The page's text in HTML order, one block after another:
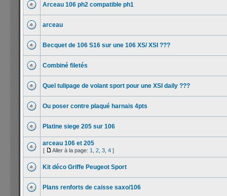
Arceau 106 ph2 compatible ph1
arceau
Becquet de 106 S16 sur une 106 XS/ XSI ???
Combiné filetés
Quel tulipage de volant sport pour une XSI daily ???
Ou poser contre plaqué harnais 4pts
Platine siege 205 sur 106
arceau 106 et 205
[ Aller à la page: 1 2 3 4 ]
Kit déco Griffe Peugeot Sport
Plans renforts de caisse saxo/106